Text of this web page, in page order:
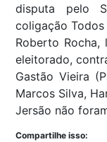
disputa pelo
coligação
Roberto Rocha,
eleitorado,
Gastão Vieira
Marcos Silva,
Jersão não
Compartilhe isso: